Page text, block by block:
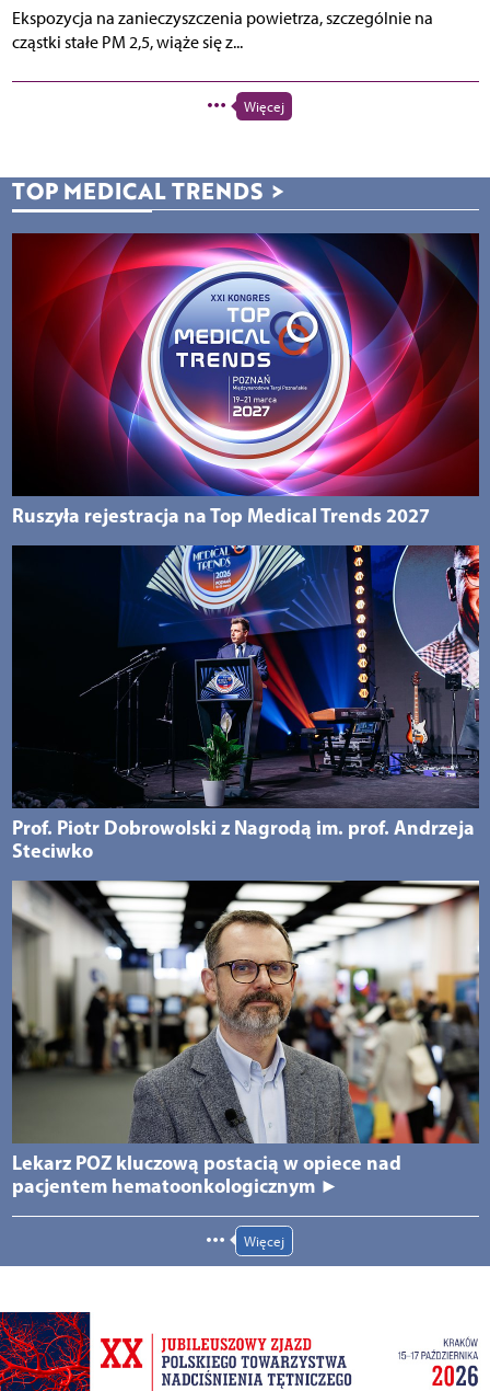
Ekspozycja na zanieczyszczenia powietrza, szczególnie na
cząstki stałe PM 2,5, wiąże się z...
Więcej
TOP MEDICAL TRENDS >
Ruszyła rejestracja na Top Medical Trends 2027
Prof. Piotr Dobrowolski z Nagrodą im. prof. Andrzeja
Steciwko
Lekarz POZ kluczową postacią w opiece nad
pacjentem hematoonkologicznym ►
Więcej